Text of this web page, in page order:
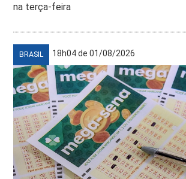
na terça-feira
BRASIL 18h04 de 01/08/2026